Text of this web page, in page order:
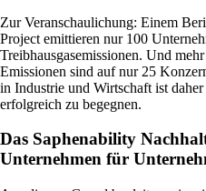
Zur Veranschaulichung: Einem
Project emittieren nur 100
Treibhausgasemissionen. Und
Emissionen sind auf nur 25
in Industrie und Wirtschaft ist
erfolgreich zu begegnen.
Das Saphenability
Unternehmen für